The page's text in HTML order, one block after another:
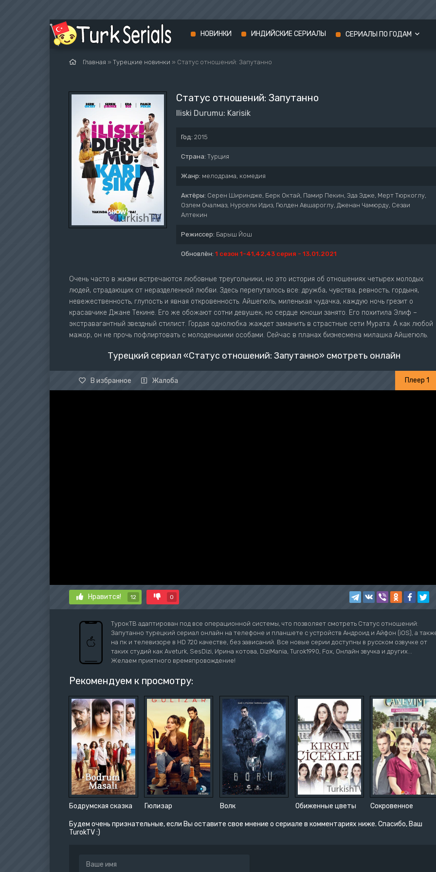
Главная » Турецкие новинки » Статус отношений: Запутанно
Статус отношений: Запутанно
Iliski Durumu: Karisik
Год: 2015
Страна: Турция
Жанр: мелодрама, комедия
Актёры: Серен Шириндже, Берк Октай, Памир Пекин, Эда Эдже, Мерт Тюркоглу,
Озлем Очалмаз, Нурсели Идиз, Гюлден Авшароглу, Дженан Чамюрду, Сезаи
Алтекин
Режиссер: Барыш Йош
Обновлён: 1 сезон 1-41,42,43 серия - 13.01.2021
Очень часто в жизни встречаются любовные треугольники, но это история об отношениях четырех молодых
людей, страдающих от неразделенной любви. Здесь перепуталось все: дружба, чувства, ревность, гордыня,
невежественность, глупость и явная откровенность. Айшегюль, миленькая чудачка, каждую ночь грезит о
красавчике Джане Текине. Его же обожают сотни девушек, но сердце юноши занято. Его похитила Элиф –
экстравагантный звездный стилист. Гордая однолюбка жаждет заманить в страстные сети Мурата. А как любой
мажор, он не прочь пофлиртовать с молоденькими особами. Сейчас в планах бизнесмена милашка Айшегюль.
Турецкий сериал «Статус отношений: Запутанно» смотреть онлайн
В избранное Жалоба Плеер 1
Нравится! 12 0
ТурокТВ адаптирован под все операционной системы, что позволяет смотреть Статус отношений:
Запутанно турецкий сериал онлайн на телефоне и планшете с устройств Андроид и Айфон (iOS), а
на пк и телевизоре в HD 720 качестве, без зависаний. Все новые серии доступны в русском озвучке от
таких студий как Aveturk, SesDizi, Ирина котова, DiziMania, Turok1990, Fox, Онлайн звучка и других...
Желаем приятного времяпровождение!
Рекомендуем к просмотру:
Бодрумская сказка Гюлизар Волк Обиженные цветы Сокровенное
Будем очень признательные, если Вы оставите свое мнение о сериале в комментариях ниже. Спасибо, Ваш
TurokTV :)
НОВИНКИ ИНДИЙСКИЕ СЕРИАЛЫ СЕРИАЛЫ ПО ГОДАМ